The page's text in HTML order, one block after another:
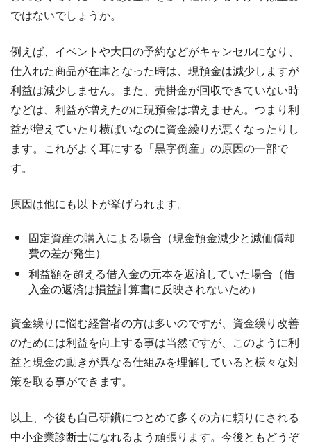
ではないでしょうか。
例えば、イベントや大口の予約などがキャンセルになり、
仕入れた商品が在庫となった時は、現預金は減少しますが
利益は減少しません。また、売掛金が回収できていない時
などは、利益が増えたのに現預金は増えません。つまり利
益が増えていたり横ばいなのに資金繰りが悪くなったりし
ます。これがよく耳にする「黒字倒産」の原因の一部で
す。
原因は他にも以下が挙げられます。
固定資産の購入による場合（現金預金減少と減価償却
費の差が発生）
利益額を超える借入金の元本を返済していた場合（借
入金の返済は損益計算書に反映されないため）
資金繰りに悩む経営者の方は多いのですが、資金繰り改善
のためには利益を向上する事は当然ですが、このように利
益と現金の動きが異なる仕組みを理解していると様々な対
策を取る事ができます。
以上、今後も自己研鑽につとめて多くの方に頼りにされる
中小企業診断士になれるよう頑張ります。今後ともどうぞ